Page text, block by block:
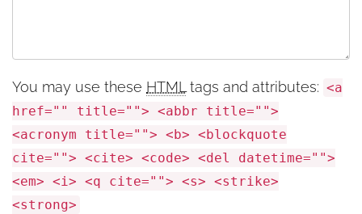
You may use these HTML tags and attributes: <a
href="" title=""> <abbr title="">
<acronym title=""> <b> <blockquote
cite=""> <cite> <code> <del datetime="">
<em> <i> <q cite=""> <s> <strike>
<strong>